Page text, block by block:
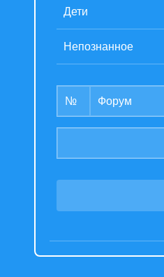
Дети
Непознанное
№ Форум